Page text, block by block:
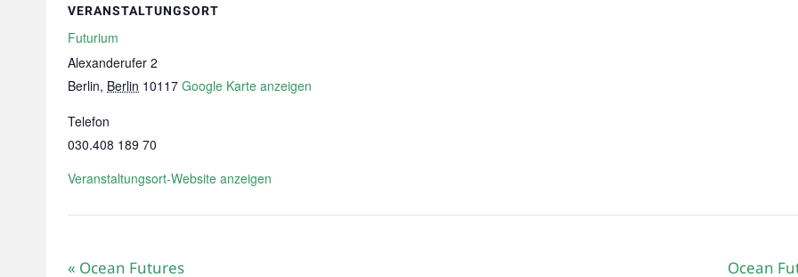
VERANSTALTUNGSORT
Futurium
Alexanderufer 2
Berlin, Berlin 10117 Google Karte anzeigen
Telefon
030.408 189 70
Veranstaltungsort-Website anzeigen
« Ocean Futures Ocean